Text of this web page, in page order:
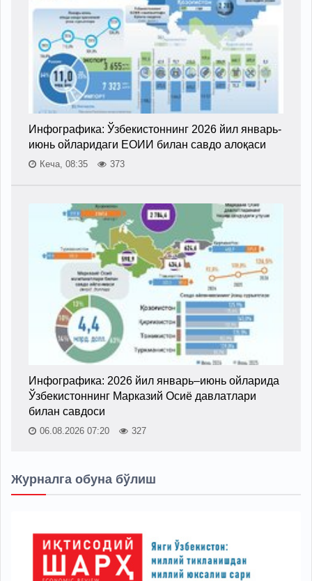
Инфографика: Ўзбекистоннинг 2026 йил январь-
июнь ойларидаги ЕОИИ билан савдо алоқаси
Кеча, 08:35 373
Инфографика: 2026 йил январь–июнь ойларида
Ўзбекистоннинг Марказий Осиё давлатлари
билан савдоси
06.08.2026 07:20 327
Журналга обуна бўлиш